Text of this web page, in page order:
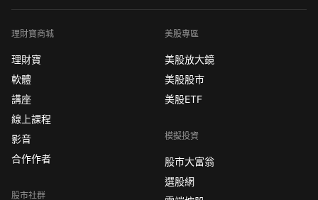
理財寶商城
理財寶
軟體
講座
線上課程
影音
合作作者
股市社群
美股專區
美股放大鏡
美股股市
美股ETF
模擬投資
股市大富翁
選股網